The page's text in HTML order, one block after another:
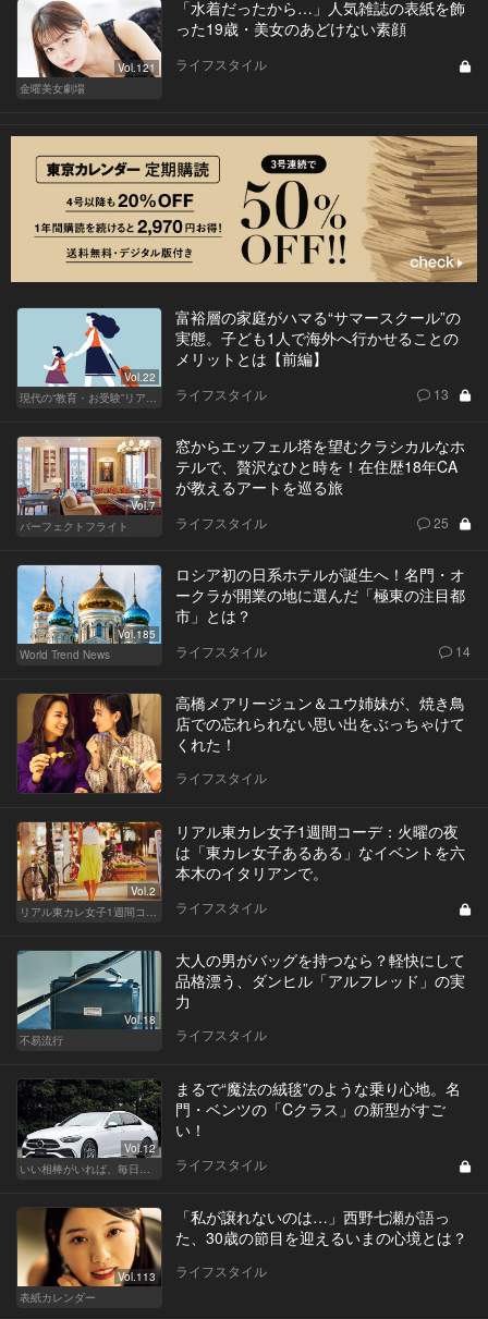
Vol.121
金曜美女劇場
「水着だったから…」人気雑誌の表紙を飾
った19歳・美女のあどけない素顔
ライフスタイル
Vol.22
現代の“教育・お受験”リアルドキュメント
富裕層の家庭がハマる“サマースクール”の
実態。子ども1人で海外へ行かせることの
メリットとは【前編】
ライフスタイル 13
Vol.7
パーフェクトフライト
窓からエッフェル塔を望むクラシカルなホ
テルで、贅沢なひと時を！在住歴18年CA
が教えるアートを巡る旅
ライフスタイル 25
Vol.185
World Trend News
ロシア初の日系ホテルが誕生へ！名門・オ
ークラが開業の地に選んだ「極東の注目都
市」とは？
ライフスタイル 14
高橋メアリージュン＆ユウ姉妹が、焼き鳥
店での忘れられない思い出をぶっちゃけて
くれた！
ライフスタイル
Vol.2
リアル東カレ女子1週間コーデ
リアル東カレ女子1週間コーデ：火曜の夜
は「東カレ女子あるある」なイベントを六
本木のイタリアンで。
ライフスタイル
Vol.18
不易流行
大人の男がバッグを持つなら？軽快にして
品格漂う、ダンヒル「アルフレッド」の実
力
ライフスタイル
Vol.12
いい相棒がいれば、毎日が楽しい。クルマがあるとできること
まるで“魔法の絨毯”のような乗り心地。名
門・ベンツの「Cクラス」の新型がすご
い！
ライフスタイル
Vol.113
表紙カレンダー
「私が譲れないのは…」西野七瀬が語っ
た、30歳の節目を迎えるいまの心境とは？
ライフスタイル